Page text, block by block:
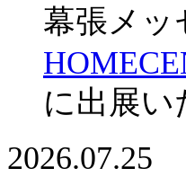
幕張メッ
に出展
2026.07.25